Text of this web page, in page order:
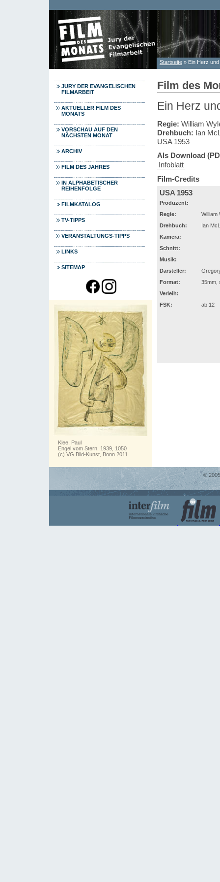
Sie sind hier
Startseite » Ein Herz
JURY DER EVANGELISCHEN
FILMARBEIT
AKTUELLER FILM DES
MONATS
VORSCHAU AUF DEN
NÄCHSTEN MONAT
ARCHIV
FILM DES JAHRES
IN ALPHABETISCHER
REIHENFOLGE
FILMKATALOG
TV-TIPPS
VERANSTALTUNGS-TIPPS
LINKS
SITEMAP
Klee, Paul
Engel vom Stern, 1939, 1050
(c) VG Bild-Kunst, Bonn 2011
Film des
Ein Herz
Regie: William
Drehbuch: Ian
USA 1953
Als Download
Infoblatt
Film-Credits
USA 1953
Produzent:
Regie:
William
Drehbuch:
Ian
Kamera:
Schnitt:
Musik:
Darsteller:
Format:
35mm,
Verleih:
FSK:
ab 12
©